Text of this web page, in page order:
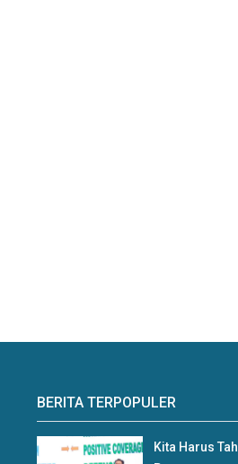
BERITA TERPOPULER
Kita Harus